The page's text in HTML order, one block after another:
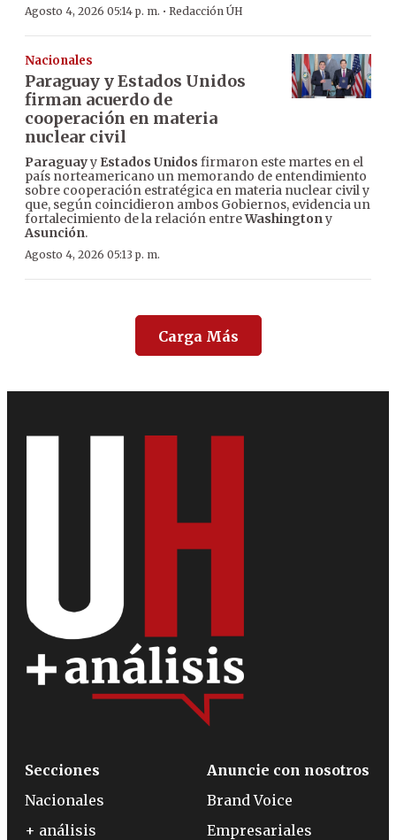
Agosto 4, 2026 05:14 p. m. · Redacción ÚH
Nacionales
Paraguay y Estados Unidos
firman acuerdo de
cooperación en materia
nuclear civil
Paraguayy Estados Unidos firmaron este martes en el
país norteamericano un memorando de entendimiento
sobre cooperación estratégica en materia nuclear civil y
que, según coincidieron ambos Gobiernos, evidencia un
fortalecimiento de la relación entreWashingtony
Asunción.
Agosto 4, 2026 05:13 p. m.
Carga Más
Secciones
Nacionales
+ análisis
Anuncie con nosotros
Brand Voice
Empresariales